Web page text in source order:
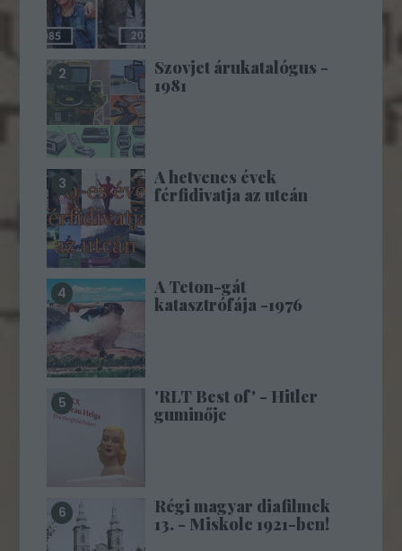
Szovjet árukatalógus -
1981
A hetvenes évek
férfidivatja az utcán
A Teton-gát
katasztrófája -1976
'RLT Best of' - Hitler
guminője
Régi magyar diafilmek
13. - Miskolc 1921-ben!